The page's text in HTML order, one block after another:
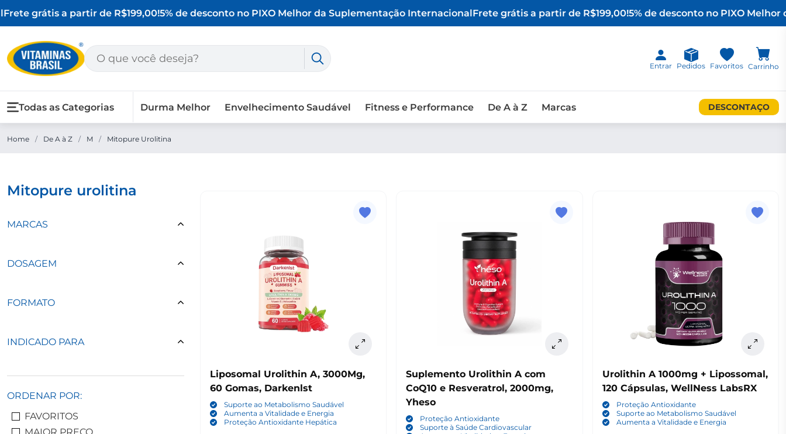
grátis a partir de R$199,00!5% de desconto no PIXO Melhor da Suplementação InternacionalFrete grátis a partir de R$199,00!5% de desconto no PIXO Melhor
Entrar Pedidos Favoritos Carrinho
Todas as Categorias Durma Melhor Envelhecimento Saudável Fitness e Performance De A à Z Marcas DESCONTAÇO
Home / De A à Z / M / Mitopure Urolitina
mitopure urolitina
MARCAS
DOSAGEM
FORMATO
INDICADO PARA
ORDENAR POR:
FAVORITOS
Liposomal Urolithin A, 3000Mg,
60 Gomas, Darkenlst
Suporte ao Metabolismo Saudável
Aumenta a Vitalidade e Energia
Proteção Antioxidante Hepática
Suplemento Urolithin A com
CoQ10 e Resveratrol, 2000mg,
Yheso
Proteção Antioxidante
Suporte à Saúde Cardiovascular
Urolithin A 1000mg + Lipossomal,
120 Cápsulas, WellNess LabsRX
Proteção Antioxidante
Suporte ao Metabolismo Saudável
Aumenta a Vitalidade e Energia